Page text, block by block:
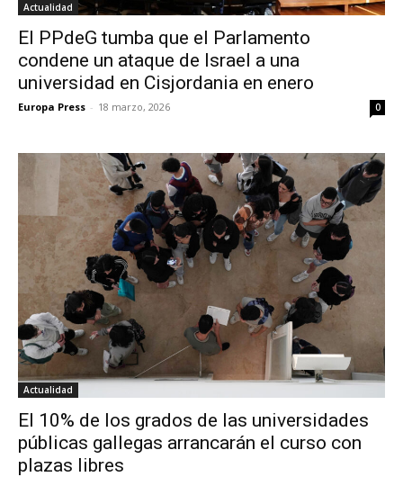
Actualidad
El PPdeG tumba que el Parlamento
condene un ataque de Israel a una
universidad en Cisjordania en enero
Europa Press - 18 marzo, 2026 0
Actualidad
El 10% de los grados de las universidades
públicas gallegas arrancarán el curso con
plazas libres